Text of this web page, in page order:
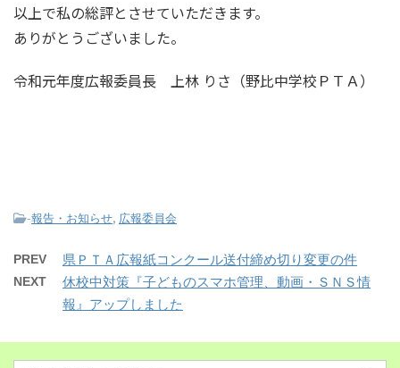
以上で私の総評とさせていただきます。
ありがとうございました。
令和元年度広報委員長 上林 りさ（野比中学校ＰＴＡ）
-報告・お知らせ, 広報委員会
PREV 県ＰＴＡ広報紙コンクール送付締め切り変更の件
NEXT
休校中対策『子どものスマホ管理、動画・ＳＮＳ情
報』アップしました